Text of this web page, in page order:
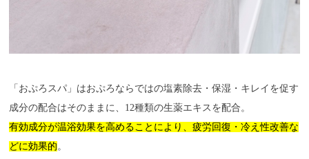
「おぷろスパ」はおぷろならではの塩素除去・保湿・キレイを促す
成分の配合はそのままに、12種類の生薬エキスを配合。
有効成分が温浴効果を高めることにより、疲労回復・冷え性改善な
どに効果的 。